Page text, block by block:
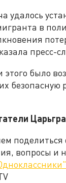
удалось
в
пресс-
этого было
безопасную
вопросы и